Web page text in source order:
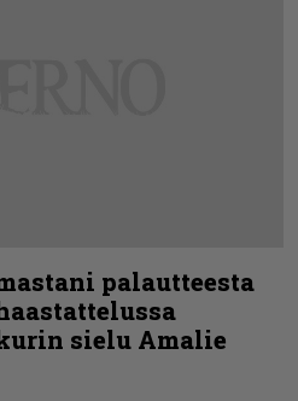
palautteesta
sielu Amalie